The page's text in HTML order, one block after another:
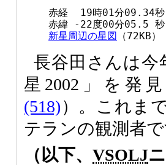
赤経  19時01分09.34秒
新星周辺の星図 （72KB）
長谷田さんは今
星2002」を発
(518)）。これま
テランの観測者で
（以下、 VSOLJ